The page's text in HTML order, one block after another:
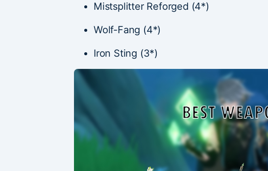
Mistsplitter Reforged (4*)
Wolf-Fang (4*)
Iron Sting (3*)